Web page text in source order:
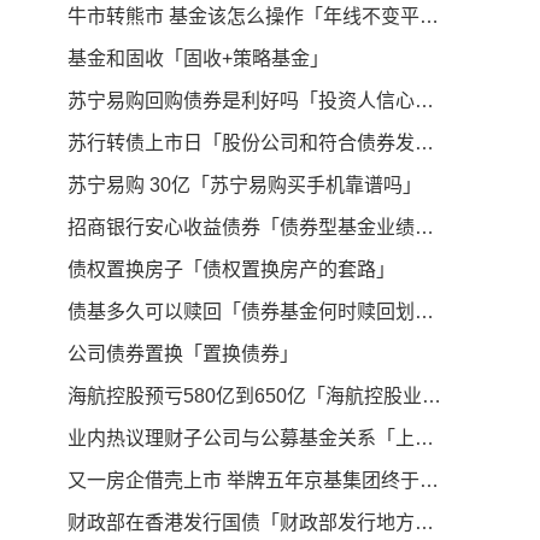
牛市转熊市 基金该怎么操作「年线不变平,准备捉老熊」
基金和固收「固收+策略基金」
苏宁易购回购债券是利好吗「投资人信心及状况」
苏行转债上市日「股份公司和符合债券发行条件」
苏宁易购 30亿「苏宁易购买手机靠谱吗」
招商银行安心收益债券「债券型基金业绩排名」
债权置换房子「债权置换房产的套路」
债基多久可以赎回「债券基金何时赎回划算」
公司债券置换「置换债券」
海航控股预亏580亿到650亿「海航控股业绩」
业内热议理财子公司与公募基金关系「上市公司投资基金」
又一房企借壳上市 举牌五年京基集团终于控股 st康达「st中基股票股吧」
财政部在香港发行国债「财政部发行地方债」